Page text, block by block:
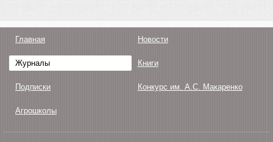
Главная Новости
Журналы Книги
Подписки Конкурс им. А.С. Макаренко
Агрошколы